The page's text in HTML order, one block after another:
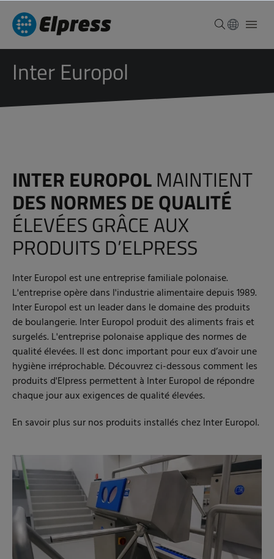
Inter Europol
INTER EUROPOLMAINTIENT
DES NORMES DE QUALITÉ
ÉLEVÉES GRÂCE AUX
PRODUITS D’ELPRESS
Inter Europol est une entreprise familiale polonaise.
L'entreprise opère dans l'industrie alimentaire depuis 1989.
Inter Europol est un leader dans le domaine des produits
de boulangerie. Inter Europol produit des aliments frais et
surgelés. L'entreprise polonaise applique des normes de
qualité élevées. Il est donc important pour eux d’avoir une
hygiène irréprochable. Découvrez ci-dessous comment les
produits d'Elpress permettent à Inter Europol de répondre
chaque jour aux exigences de qualité élevées.
En savoir plus sur nos produits installés chez Inter Europol.